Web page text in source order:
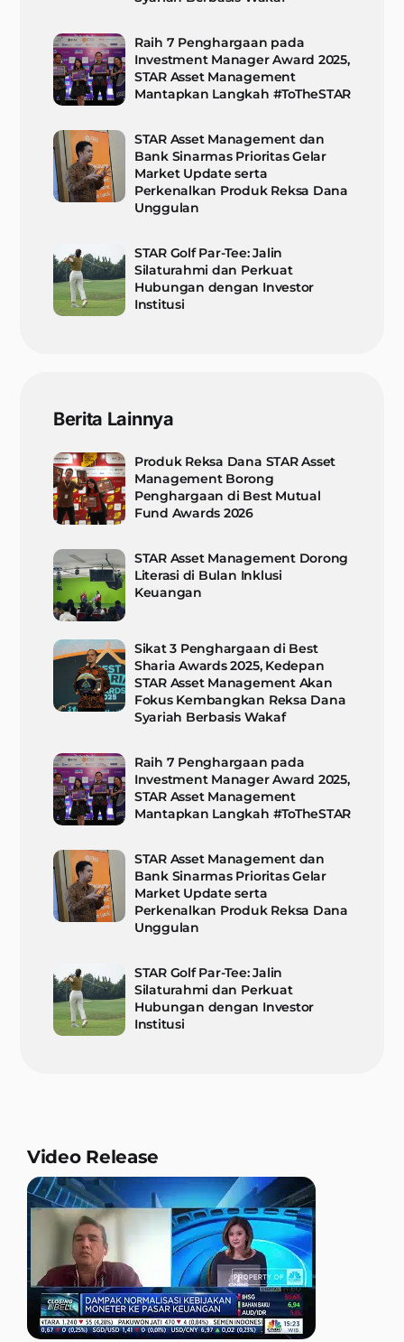
Raih 7 Penghargaan pada
Investment Manager Award 2025,
STAR Asset Management
Mantapkan Langkah #ToTheSTAR
STAR Asset Management dan
Bank Sinarmas Prioritas Gelar
Market Update serta
Perkenalkan Produk Reksa Dana
Unggulan
STAR Golf Par-Tee: Jalin
Silaturahmi dan Perkuat
Hubungan dengan Investor
Institusi
Berita Lainnya
Produk Reksa Dana STAR Asset
Management Borong
Penghargaan di Best Mutual
Fund Awards 2026
STAR Asset Management Dorong
Literasi di Bulan Inklusi
Keuangan
Sikat 3 Penghargaan di Best
Sharia Awards 2025, Kedepan
STAR Asset Management Akan
Fokus Kembangkan Reksa Dana
Syariah Berbasis Wakaf
Raih 7 Penghargaan pada
Investment Manager Award 2025,
STAR Asset Management
Mantapkan Langkah #ToTheSTAR
STAR Asset Management dan
Bank Sinarmas Prioritas Gelar
Market Update serta
Perkenalkan Produk Reksa Dana
Unggulan
STAR Golf Par-Tee: Jalin
Silaturahmi dan Perkuat
Hubungan dengan Investor
Institusi
Video Release